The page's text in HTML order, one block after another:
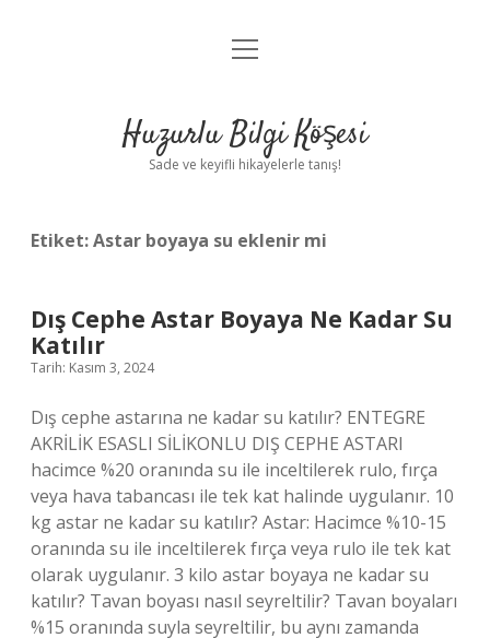
Anasayfa
Yasal Uyarı
menüyü
Huzurlu Bilgi Köşesi
Sade ve keyifli hikayelerle tanış!
Etiket:Astar boyaya su eklenir mi
Dış Cephe Astar Boyaya Ne Kadar Su
Katılır
Tarih: Kasım 3, 2024
Dış cephe astarına ne kadar su katılır? ENTEGRE
AKRİLİK ESASLI SİLİKONLU DIŞ CEPHE ASTARI
hacimce %20 oranında su ile inceltilerek rulo, fırça
veya hava tabancası ile tek kat halinde uygulanır. 10
kg astar ne kadar su katılır? Astar: Hacimce %10-15
oranında su ile inceltilerek fırça veya rulo ile tek kat
olarak uygulanır. 3 kilo astar boyaya ne kadar su
katılır? Tavan boyası nasıl seyreltilir? Tavan boyaları
%15 oranında suyla seyreltilir, bu aynı zamanda